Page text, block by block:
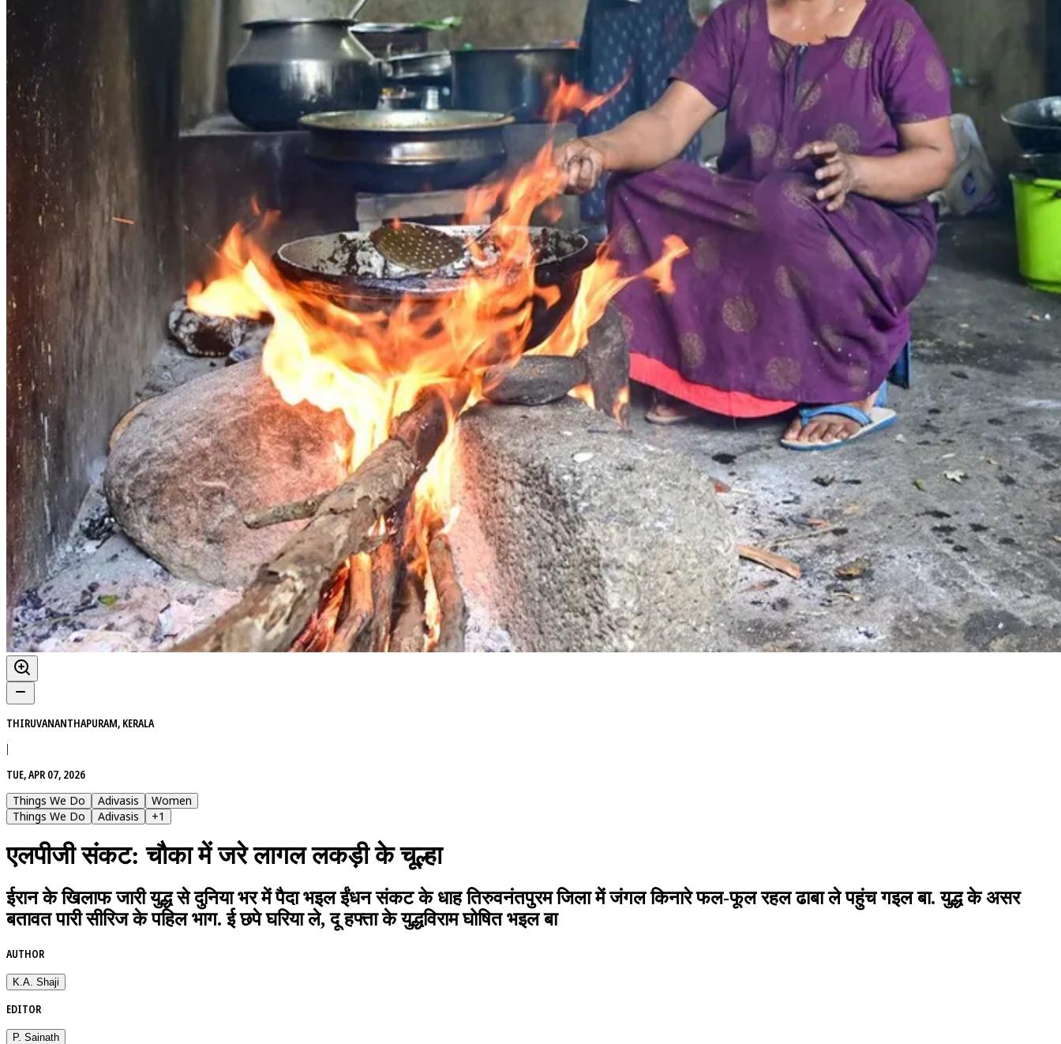
THIRUVANANTHAPURAM, KERALA
|
TUE, APR 07, 2026
Things We Do
Adivasis
Women
Things We Do
Adivasis +1
एलपीजी संकट: चौका में जरे लागल लकड़ी के चूल्हा
ईरान के खिलाफ जारी युद्ध से दुनिया भर में पैदा भइल ईंधन संकट के धाह तिरुवनंतपुरम जिला में जंगल किनारे फल-फूल रहल ढाबा ले पहुंच गइल बा. युद्ध के असर
बतावत पारी सीरिज के पहिल भाग. ई छपे घरिया ले, दू हफ्ता के युद्धविराम घोषित भइल बा
AUTHOR
K.A. Shaji
EDITOR
P. Sainath